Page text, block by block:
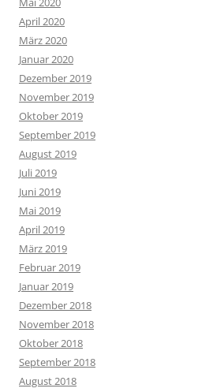
April 2020
März 2020
Januar 2020
Dezember 2019
November 2019
Oktober 2019
September 2019
August 2019
Juli 2019
Juni 2019
Mai 2019
April 2019
März 2019
Februar 2019
Januar 2019
Dezember 2018
November 2018
Oktober 2018
September 2018
August 2018